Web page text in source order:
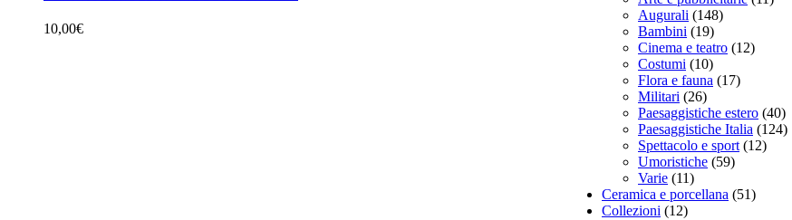
10,00€
Augurali (148)
Bambini (19)
Cinema e teatro (12)
Costumi (10)
Flora e fauna (17)
Militari (26)
Paesaggistiche estero (40)
Paesaggistiche Italia (124)
Spettacolo e sport (12)
Umoristiche (59)
Varie (11)
Ceramica e porcellana (51)
Collezioni (12)